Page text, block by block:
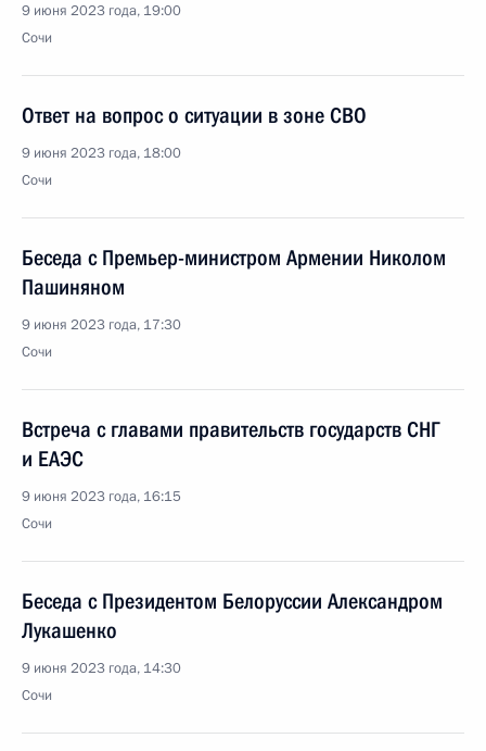
9 июня 2023 года, 19:00
Сочи
Ответ на вопрос о ситуации в зоне СВО
9 июня 2023 года, 18:00
Сочи
Беседа с Премьер-министром Армении Николом
Пашиняном
9 июня 2023 года, 17:30
Сочи
Встреча с главами правительств государств СНГ
и ЕАЭС
9 июня 2023 года, 16:15
Сочи
Беседа с Президентом Белоруссии Александром
Лукашенко
9 июня 2023 года, 14:30
Сочи